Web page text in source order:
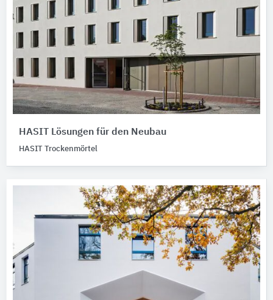
HASIT Lösungen für den Neubau
HASIT Trockenmörtel